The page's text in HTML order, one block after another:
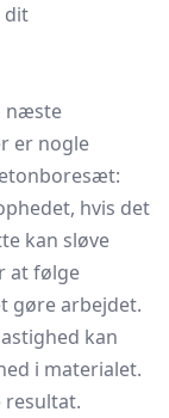
dit
næste
er nogle
hvis det
kan sløve
at følge
gøre arbejdet.
kan
i materialet.